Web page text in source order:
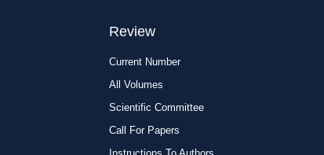
Review
Current Number
All Volumes
Scientific Committee
Call For Papers